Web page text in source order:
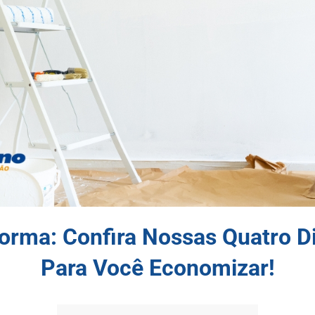
Confira Nossas Quatro
Para Você Economizar!